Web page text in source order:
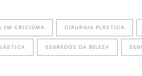
EM CRICIÚMA CIRURGIA PLÁSTICA
SEGREDOS DA BELEZA